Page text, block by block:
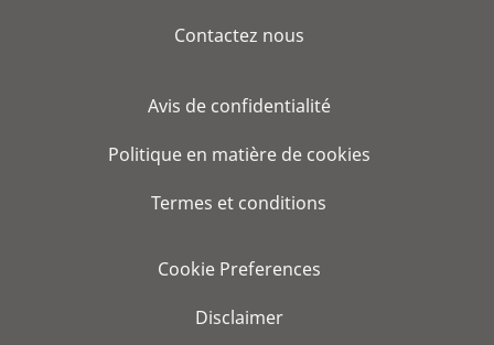
Contactez nous
Avis de confidentialité
Politique en matière de cookies
Termes et conditions
Cookie Preferences
Disclaimer